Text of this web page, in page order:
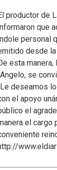
productor de
que
personal
desde la
esta
se
deseamos
el apoyo
el
el cargo